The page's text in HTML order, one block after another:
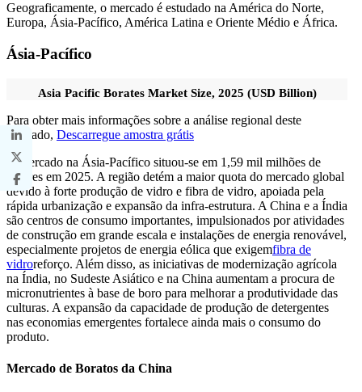
Geograficamente, o mercado é estudado na América do Norte,
Europa, Ásia-Pacífico, América Latina e Oriente Médio e África.
Ásia-Pacífico
Asia Pacific Borates Market Size, 2025 (USD Billion)
Para obter mais informações sobre a análise regional deste
mercado, Descarregue amostra grátis
O mercado na Ásia-Pacífico situou-se em 1,59 mil milhões de
dólares em 2025. A região detém a maior quota do mercado global
devido à forte produção de vidro e fibra de vidro, apoiada pela
rápida urbanização e expansão da infra-estrutura. A China e a Índia
são centros de consumo importantes, impulsionados por atividades
de construção em grande escala e instalações de energia renovável,
especialmente projetos de energia eólica que exigemfibra de
vidroreforço. Além disso, as iniciativas de modernização agrícola
na Índia, no Sudeste Asiático e na China aumentam a procura de
micronutrientes à base de boro para melhorar a produtividade das
culturas. A expansão da capacidade de produção de detergentes
nas economias emergentes fortalece ainda mais o consumo do
produto.
Mercado de Boratos da China